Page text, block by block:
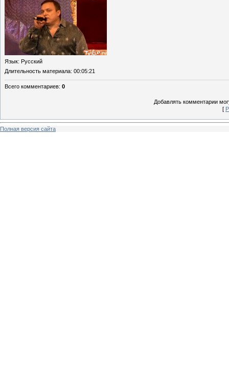
Язык: Русский
Длительность материала: 00:05:21
Всего комментариев: 0
Добавлять комментарии
[
Полная версия сайта